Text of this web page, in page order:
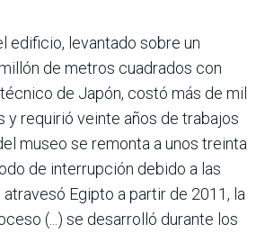
edificio, levantado sobre un
de metros cuadrados con
de Japón, costó más de mil
y requirió veinte años de trabajos
museo se remonta a unos treinta
de interrupción debido a las
Egipto a partir de 2011, la
(...) se desarrolló durante los